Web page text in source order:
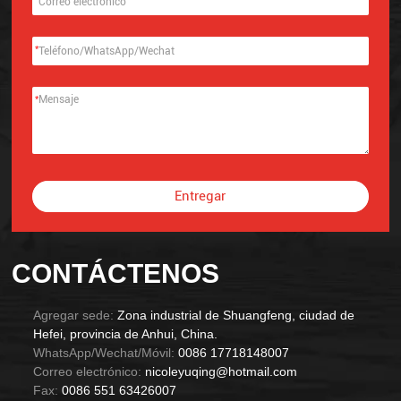
CONTÁCTENOS
Agregar sede: Zona industrial de Shuangfeng, ciudad de
Hefei, provincia de Anhui, China.
WhatsApp/Wechat/Móvil: 0086 17718148007
Correo electrónico: nicoleyuqing@hotmail.com
Fax: 0086 551 63426007
*
*
Entregar